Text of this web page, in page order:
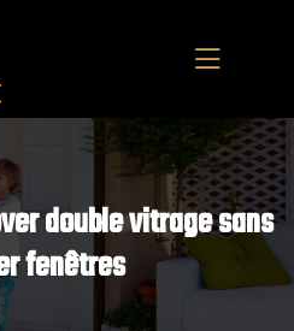
double vitrage sans
fenêtres